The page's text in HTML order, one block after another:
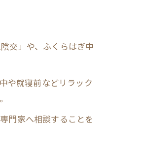
交」や、ふくらはぎ中
や就寝前などリラック
門家へ相談することを